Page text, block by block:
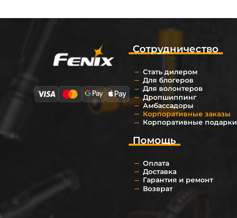
Сотрудничество
Стать дилером
Для блогеров
Для волонтеров
Дропшиппинг
Амбассадоры
Корпоративные заказы
Корпоративные подарки
Помощь
Оплата
Доставка
Гарантия и ремонт
Возврат